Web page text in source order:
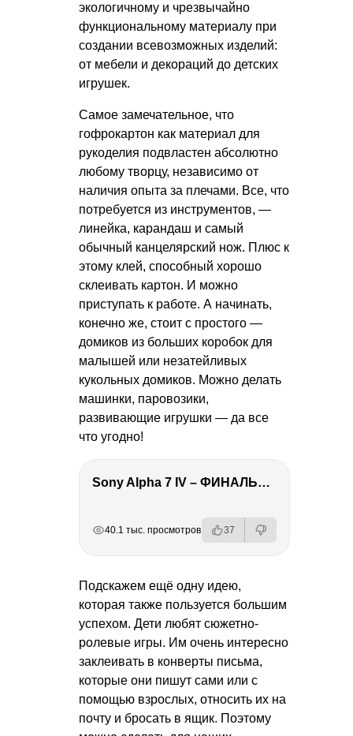
экологичному и чрезвычайно
функциональному материалу при
создании всевозможных изделий:
от мебели и декораций до детских
игрушек.
Самое замечательное, что
гофрокартон как материал для
рукоделия подвластен абсолютно
любому творцу, независимо от
наличия опыта за плечами. Все, что
потребуется из инструментов, —
линейка, карандаш и самый
обычный канцелярский нож. Плюс к
этому клей, способный хорошо
склеивать картон. И можно
приступать к работе. А начинать,
конечно же, стоит с простого —
домиков из больших коробок для
малышей или незатейливых
кукольных домиков. Можно делать
машинки, паровозики,
развивающие игрушки — да все
что угодно!
Sony Alpha 7 IV – ФИНАЛЬНЫЙ ОБЗОР
40.1 тыс. просмотров 37
Подскажем ещё одну идею,
которая также пользуется большим
успехом. Дети любят сюжетно-
ролевые игры. Им очень интересно
заклеивать в конверты письма,
которые они пишут сами или с
помощью взрослых, относить их на
почту и бросать в ящик. Поэтому